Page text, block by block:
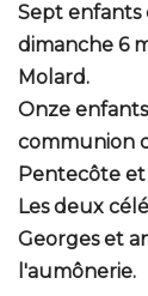
Sept enfants
dimanche 6
Molard.
Onze
communion
Pentecôte
Les deux
Georges et
l'aumônerie.